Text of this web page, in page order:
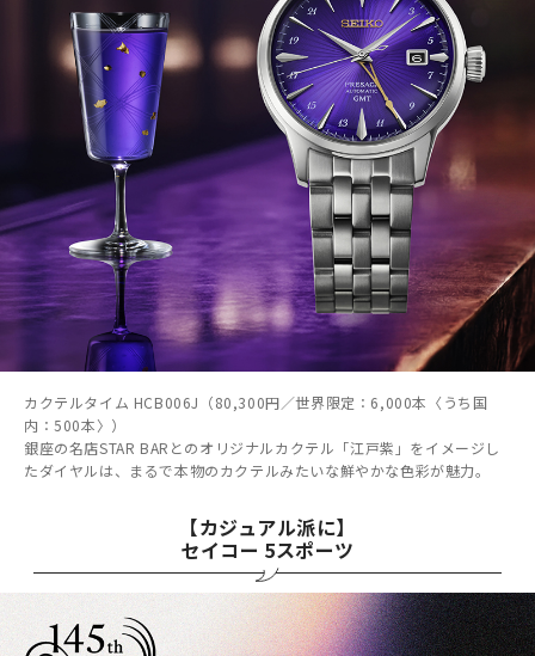
カクテルタイム HCB006J（80,300円／世界限定：6,000本〈うち国
内：500本〉）
銀座の名店STAR BARとのオリジナルカクテル「江戸紫」をイメージし
たダイヤルは、まるで本物のカクテルみたいな鮮やかな色彩が魅力。
【カジュアル派に】
セイコー 5スポーツ